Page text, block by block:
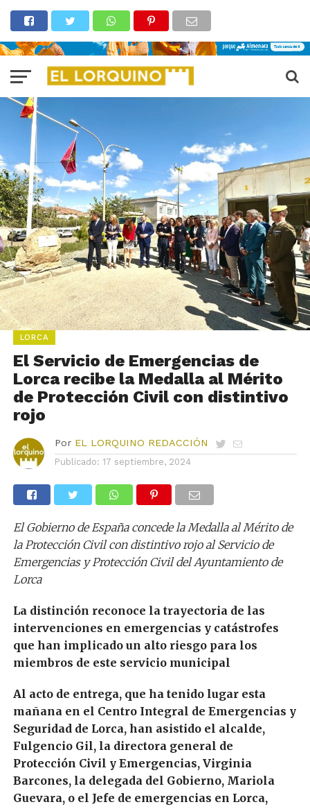
LORCA
El Servicio de Emergencias de
Lorca recibe la Medalla al Mérito
de Protección Civil con distintivo
rojo
Por EL LORQUINO REDACCIÓN
Publicado: 17 septiembre, 2024
El Gobierno de España concede la Medalla al Mérito de
la Protección Civil con distintivo rojo al Servicio de
Emergencias y Protección Civil del Ayuntamiento de
Lorca
La distinción reconoce la trayectoria de las
intervenciones en emergencias y catástrofes
que han implicado un alto riesgo para los
miembros de este servicio municipal
Al acto de entrega, que ha tenido lugar esta
mañana en el Centro Integral de Emergencias y
Seguridad de Lorca, han asistido el alcalde,
Fulgencio Gil, la directora general de
Protección Civil y Emergencias, Virginia
Barcones, la delegada del Gobierno, Mariola
Guevara, o el Jefe de emergencias en Lorca,